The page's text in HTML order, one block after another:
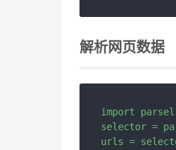
解析网页数据
import parsel
selector =
urls =